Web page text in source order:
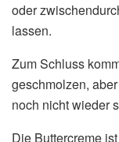
oder
lassen.
Zum Schluss
geschmolzen,
noch nicht wieder
Die Buttercreme